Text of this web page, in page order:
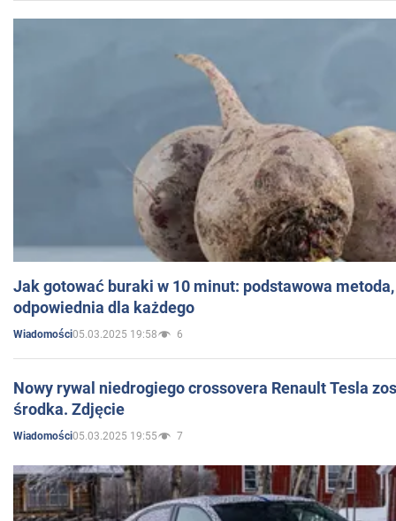
Jak gotować buraki w 10 minut: podstawowa
odpowiednia dla każdego
Wiadomości05.03.2025 19:58 6
Nowy rywal niedrogiego crossovera Renault Tesla
środka. Zdjęcie
Wiadomości05.03.2025 19:55 7